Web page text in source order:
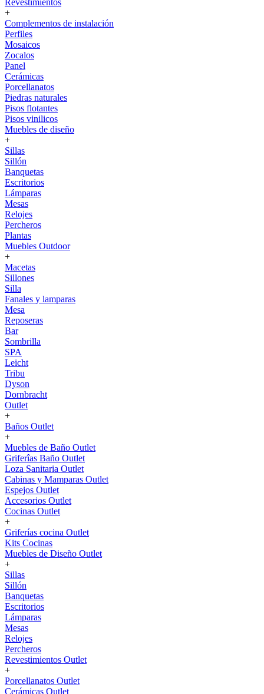
Revestimientos
+
Complementos de instalación
Perfiles
Mosaicos
Zocalos
Panel
Cerámicas
Porcellanatos
Piedras naturales
Pisos flotantes
Pisos vinilicos
Muebles de diseño
+
Sillas
Sillón
Banquetas
Escritorios
Lámparas
Mesas
Relojes
Percheros
Plantas
Muebles Outdoor
+
Macetas
Sillones
Silla
Fanales y lamparas
Mesa
Reposeras
Bar
Sombrilla
SPA
Leicht
Tribu
Dyson
Dornbracht
Outlet
+
Baños Outlet
+
Muebles de Baño Outlet
Griferîas Baño Outlet
Loza Sanitaria Outlet
Cabinas y Mamparas Outlet
Espejos Outlet
Accesorios Outlet
Cocinas Outlet
+
Griferías cocina Outlet
Kits Cocinas
Muebles de Diseño Outlet
+
Sillas
Sillón
Banquetas
Escritorios
Lámparas
Mesas
Relojes
Percheros
Revestimientos Outlet
+
Porcellanatos Outlet
Cerámicas Outlet